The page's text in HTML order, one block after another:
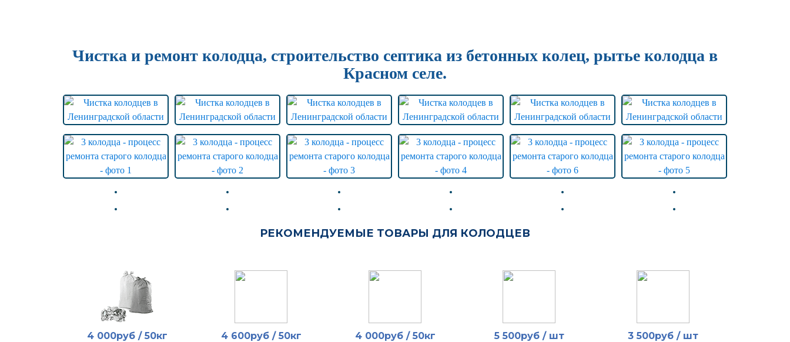
Чистка и ремонт колодца, строительство септика из бетонных колец, рытье колодца в
Красном селе.
РЕКОМЕНДУЕМЫЕ ТОВАРЫ ДЛЯ КОЛОДЦЕВ
4 000руб / 50кг
4 600руб / 50кг
4 000руб / 50кг
5 500руб / шт
3 500руб / шт